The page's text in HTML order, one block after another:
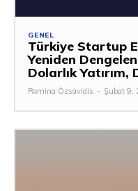
GENEL
Türkiye Startup
Yeniden
Dolarlık
Romina Özsavidis - Şubat 9,